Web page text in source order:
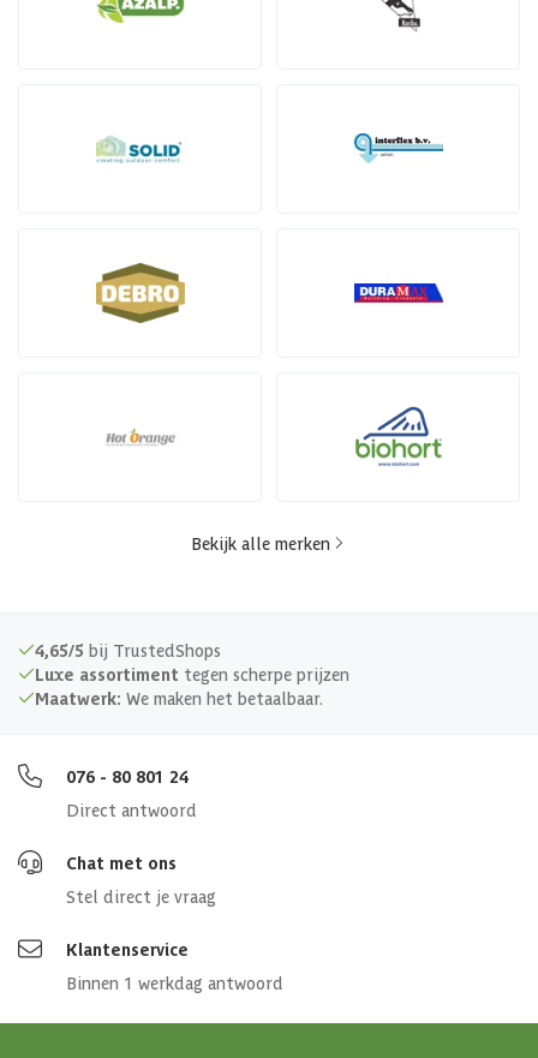
Bekijk alle merken
4,65/5 bij TrustedShops
Luxe assortiment tegen scherpe prijzen
Maatwerk: We maken het betaalbaar.
076 - 80 801 24
Direct antwoord
Chat met ons
Stel direct je vraag
Klantenservice
Binnen 1 werkdag antwoord